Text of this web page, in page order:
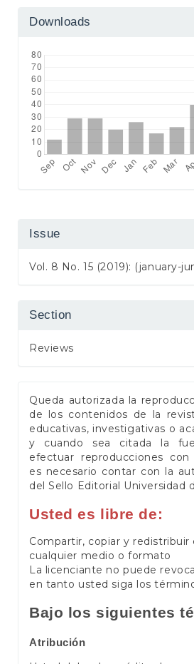
Downloads
Issue
Vol. 8 No. 15 (2019): (january-
Section
Reviews
Queda autorizada la
de los contenidos de la
educativas, investigativas o
y cuando sea citada la
efectuar reproducciones
es necesario contar con la
del Sello Editorial Universidad
Usted es libre de:
Compartir, copiar y redistribuir
cualquier medio o formato
La licenciante no puede
en tanto usted siga los
Bajo los siguientes
Atribución